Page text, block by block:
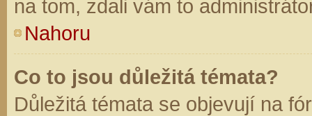
na tom, zdali vám to
Nahoru
Co to jsou důležitá témata?
Důležitá témata se objevují na